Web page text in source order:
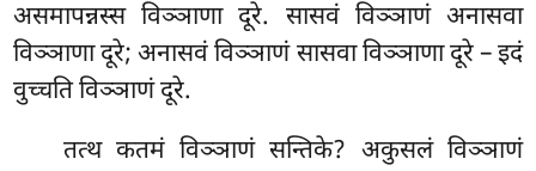
असमापन्नस्स विञ्ञाणा दूरे. सासवं विञ्ञाणं अनासवा
विञ्ञाणा दूरे; अनासवं विञ्ञाणं सासवा विञ्ञाणा दूरे – इदं
वुच्चति विञ्ञाणं दूरे.
तत्थ कतमं विञ्ञाणं सन्तिके? अकुसलं विञ्ञाणं